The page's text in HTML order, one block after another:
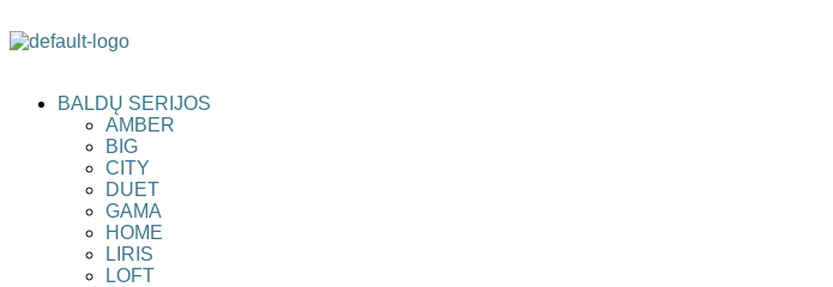
BALDŲ SERIJOS
AMBER
BIG
CITY
DUET
GAMA
HOME
LIRIS
LOFT